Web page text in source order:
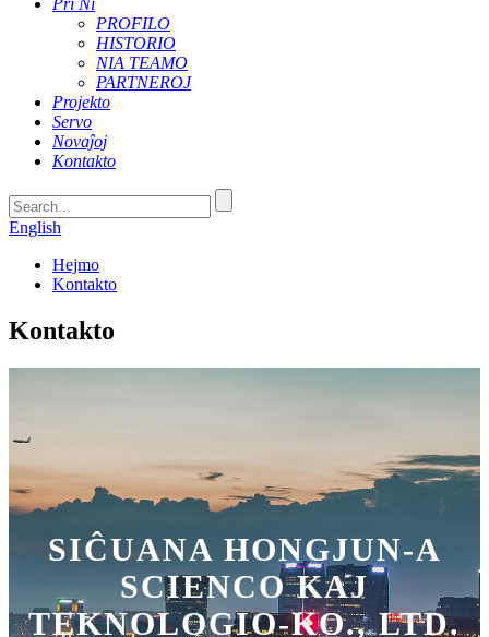
Pri Ni
PROFILO
HISTORIO
NIA TEAMO
PARTNEROJ
Projekto
Servo
Novaĵoj
Kontakto
English
Hejmo
Kontakto
Kontakto
SIĈUANA HONGJUN-A
SCIENCO KAJ
TEKNOLOGIO-KO., LTD.